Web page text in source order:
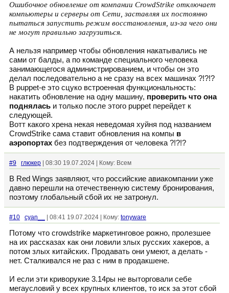
Ошибочное обновление от компании CrowdStrike отключает
компьютеры и серверы от Сети, заставляя их постоянно
пытаться запустить режим восстановления, из-за чего они
не могут правильно загрузиться.
А нельзя например чтобы обновления накатывались не
сами от балды, а по команде специального человека
занимающегося администрированием, и чтобы он это
делал последовательно а не сразу на всех машинах ?!?!?
В puppet-е это сцуко встроенная функциональность:
накатить обновление на одну машину, проверить что она
поднялась и только после этого puppet перейдет к
следующей.
Вотт какого хрена некая неведомая хуйня под названием
CrowdStrike сама ставит обновления на компы в
аэропортах без подтверждения от человека ?!?!?
#9 глюкер | 08:30 19.07.2024 | Кому: Всем
В Red Wings заявляют, что российские авиакомпании уже
давно перешли на отечественную систему бронирования,
поэтому глобальный сбой их не затронул.
#10 cyan__ | 08:41 19.07.2024 | Кому: tonyware
Потому что crowdstrike маркетинговое рожно, пролезшее
на их рассказах как они ловили злых русских хакеров, а
потом злых китайских. Продавать они умеют, а делать -
нет. Сталкивался не раз с ним в продакшене.
И если эти криворукие 3.14ры не выторговали себе
мегаусловий у всех крупных клиентов, то иск за этот сбой